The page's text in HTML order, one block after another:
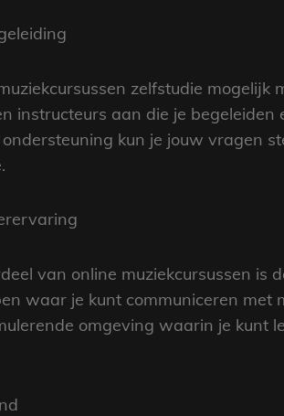
zelfstudie
instructeurs aan die je
kun je jouw vragen
van online muziekcursussen
waar je kunt communiceren
omgeving waarin je kunt